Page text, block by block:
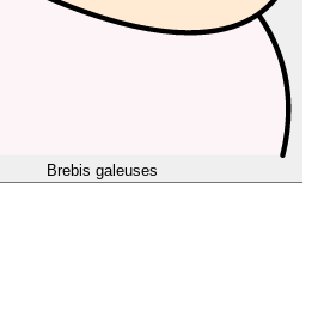
Brebis galeuses